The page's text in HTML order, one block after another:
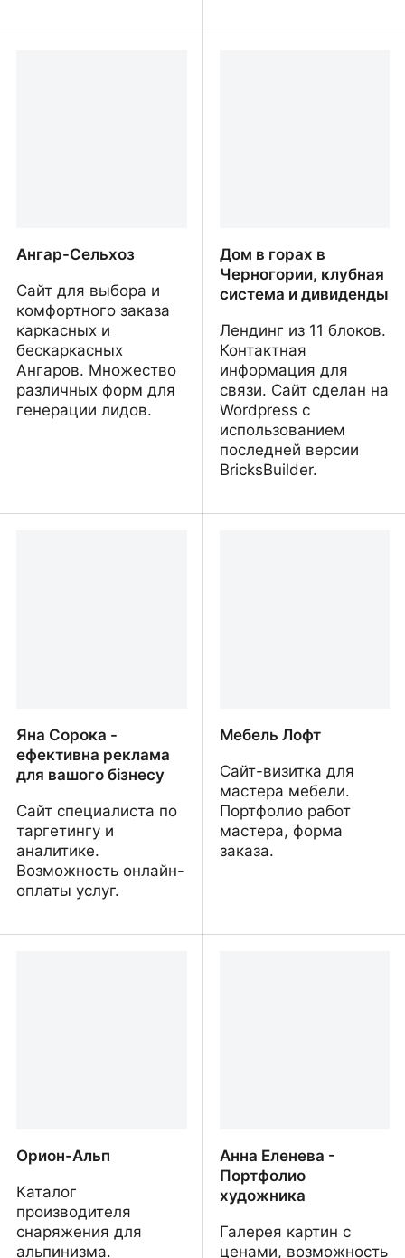
Ангар-Сельхоз
Сайт для выбора и
комфортного заказа
каркасных и
бескаркасных
Ангаров. Множество
различных форм для
генерации лидов.
Дом в горах в
Черногории, клубная
система и дивиденды
Лендинг из 11 блоков.
Контактная
информация для
связи. Сайт сделан на
Wordpress с
использованием
последней версии
BricksBuilder.
Яна Сорока -
ефективна реклама
для вашого бізнесу
Сайт специалиста по
таргетингу и
аналитике.
Возможность онлайн-
оплаты услуг.
Мебель Лофт
Сайт-визитка для
мастера мебели.
Портфолио работ
мастера, форма
заказа.
Орион-Альп
Каталог
производителя
снаряжения для
альпинизма.
Анна Еленева -
Портфолио
художника
Галерея картин с
ценами, возможность